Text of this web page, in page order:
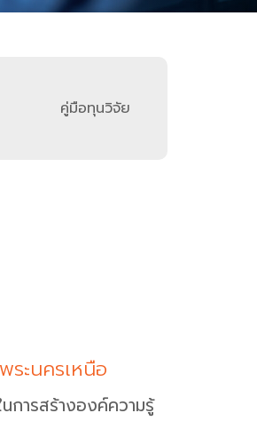
คู่มือทุนวิจัย
ระนครเหนือ
การสร้างองค์ความรู้